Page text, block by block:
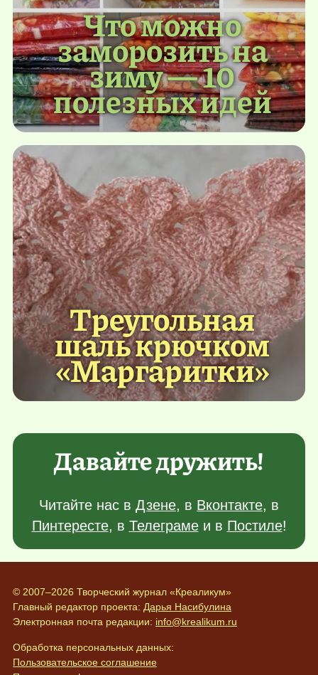
Что можно
заморозить на
зиму — 10
полезных идей
Треугольная
шаль крючком
«Маргаритки»
Давайте дружить!
Читайте нас в Дзене, в Вконтакте, в
Пинтересте, в Телеграмеи в Постиле!
© 2007–2026 Творческий журнал «Креаликум»
Главный редактор проекта: Дарья Насибулина
Электронная почта редакции: info@krealikum.ru
Обработка персональных данных:
Пользовательское соглашение